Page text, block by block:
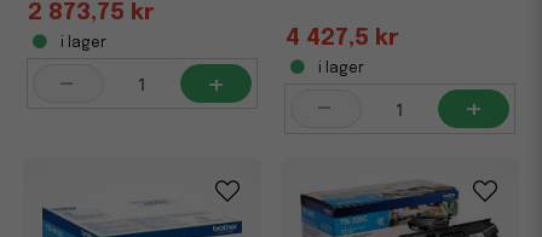
2 873,75 kr
i lager
- +
4 427,5 kr
i lager
- +